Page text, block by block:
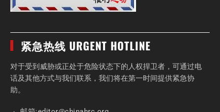
紧急热线 URGENT HOTLINE
对于受到威胁或正处于危险状态下的人权捍卫者，可通过电
话及其他方式与我们联系，我们将在第一时间提供紧急协
助。